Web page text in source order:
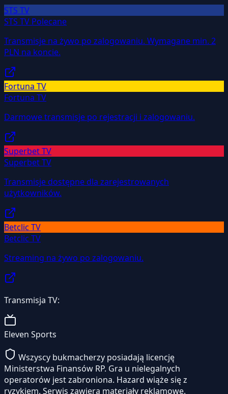
STS TV
STS TV Polecane
Transmisje na żywo po zalogowaniu. Wymagane min. 2
PLN na koncie.
Fortuna TV
Fortuna TV
Darmowe transmisje po rejestracji i zalogowaniu.
Superbet TV
Superbet TV
Transmisje dostępne dla zarejestrowanych
użytkowników.
Betclic TV
Betclic TV
Streaming na żywo po zalogowaniu.
Transmisja TV:
Eleven Sports
Wszyscy bukmacherzy posiadają licencję
Ministerstwa Finansów RP. Gra u nielegalnych
operatorów jest zabroniona. Hazard wiąże się z
ryzykiem. Serwis zawiera materiały reklamowe.